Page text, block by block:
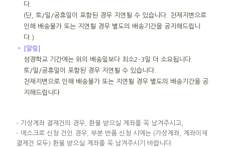
다.
(단, 토/일/공휴일이 포함된 경우 지연될 수 있습니다. 천재지변으로
인해 배송불가 또는 지연될 경우 별도의 배송기간을 공지해드립니
다.)
＊
[알림]
성경학교 기간에는 위의 배송일보다 최소2-3일 더 소요됩니다.
토/일/공휴일이 포함된 경우 지연될 수 있습니다.
천재지변으로 인해 배송불가 또는 지연될 경우 별도의 배송기간을 공
지해드립니다
- 가상계좌 결제건의 경우, 환불 받으실 계좌를 꼭 남겨주시고,
- 에스크로 신청 건인 경우, 부분 반품 신청 시에는 (가상계좌, 계좌이체
결제건 모두) 환불 받으실 계좌를 꼭 남겨주시기 바랍니다.